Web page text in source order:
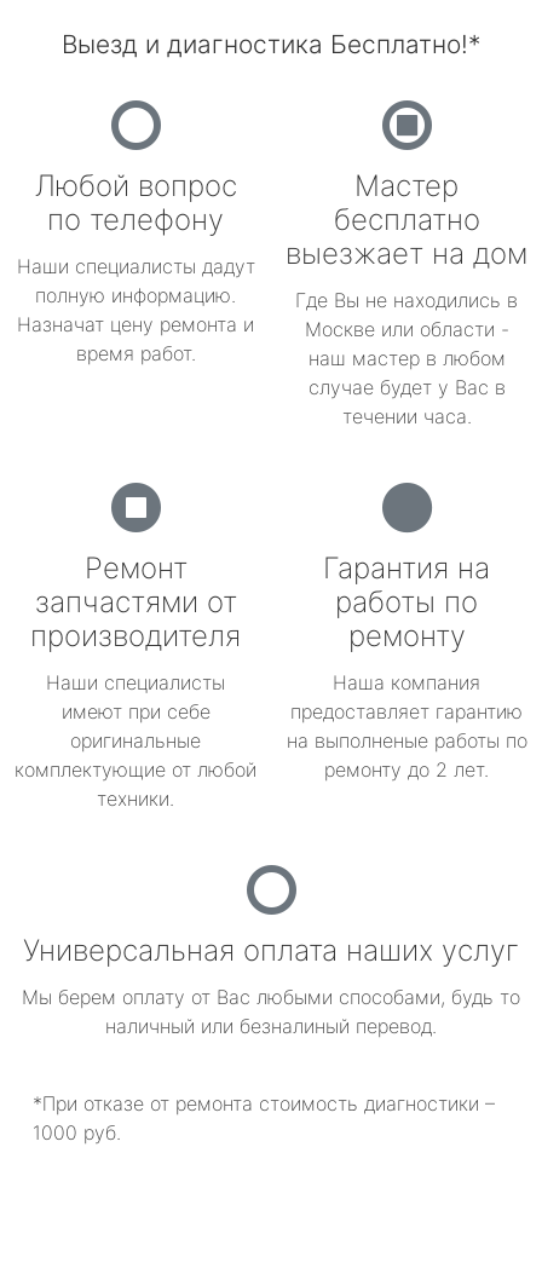
Выезд и диагностика Бесплатно!*
Любой вопрос
по телефону
Наши специалисты дадут
полную информацию.
Назначат цену ремонта и
время работ.
Мастер
бесплатно
выезжает на дом
Где Вы не находились в
Москве или области -
наш мастер в любом
случае будет у Вас в
течении часа.
Ремонт
запчастями от
производителя
Наши специалисты
имеют при себе
оригинальные
комплектующие от любой
техники.
Гарантия на
работы по
ремонту
Наша компания
предоставляет гарантию
на выполненые работы по
ремонту до 2 лет.
Универсальная оплата наших услуг
Мы берем оплату от Вас любыми способами, будь то
наличный или безналиный перевод.
*При отказе от ремонта стоимость диагностики –
1000 руб.